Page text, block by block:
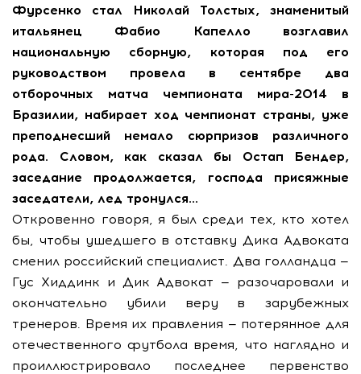
Фурсенко стал Николай Толстых, знаменитый
итальянец Фабио Капелло возглавил
национальную сборную, которая под его
руководством провела в сентябре два
отборочных матча чемпионата мира-2014 в
Бразилии, набирает ход чемпионат страны, уже
преподнесший немало сюрпризов различного
рода. Словом, как сказал бы Остап Бендер,
заседание продолжается, господа присяжные
заседатели, лед тронулся…
Откровенно говоря, я был среди тех, кто хотел
бы, чтобы ушедшего в отставку Дика Адвоката
сменил российский специалист. Два голландца —
Гус Хиддинк и Дик Адвокат — разочаровали и
окончательно убили веру в зарубежных
тренеров. Время их правления — потерянное для
отечественного футбола время, что наглядно и
проиллюстрировало последнее первенство